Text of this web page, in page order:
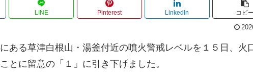
LINE Pinterest LinkedIn コピー
ある草津白根山・湯釜付近の噴火警戒レベルを１５日、火
とに留意の「１」に引き下げました。